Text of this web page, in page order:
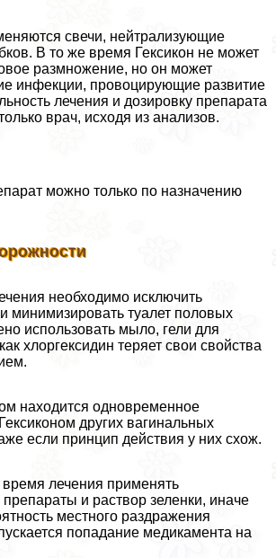
свечи, нейтрализующие
В то же время Гексикон не может
размножение, но он может
инфекции, провоцирующие развитие
лечения и дозировку препарата
врач, исходя из анализов.
можно только по назначению
необходимо исключить
минимизировать туалет пoлoвых
использовать мыло, гели для
хлоргексидин теряет свои свойства
находится одновременное
других вaгинальных
если принцип действия у них схож.
лечения применять
и раствор зеленки, иначе
местного раздражения
попадание медикамента на